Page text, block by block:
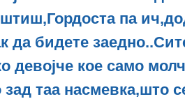
па
да бидете
девојче кое само
таа насмевка,што